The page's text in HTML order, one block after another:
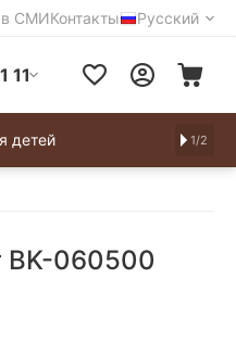
в СМИКонтакты Русский
11
детей 1/2
BK-060500